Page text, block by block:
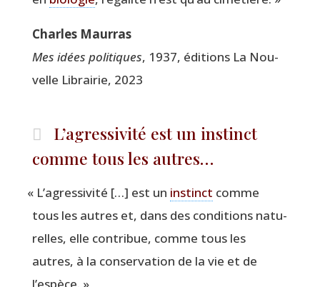
Charles Maur­ras
Mes idées poli­tiques, 1937, édi­tions La Nou­
velle Librai­rie, 2023
L’agressivité est un instinct
comme tous les autres…
« L’agressivité […] est un ins­tinct comme
tous les autres et, dans des condi­tions natu­
relles, elle contri­bue, comme tous les
autres, à la conser­va­tion de la vie et de
l’espèce. »